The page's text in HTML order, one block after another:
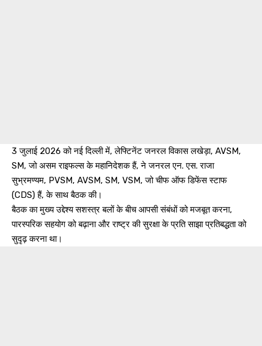
3 जुलाई 2026 को नई दिल्ली में, लेफ्टिनेंट जनरल विकास लखेड़ा, AVSM,
SM, जो असम राइफल्स के महानिदेशक हैं, ने जनरल एन. एस. राजा
सुभ्रमण्यम, PVSM, AVSM, SM, VSM, जो चीफ ऑफ डिफेंस स्टाफ
(CDS) हैं, के साथ बैठक की।
बैठक का मुख्य उद्देश्य सशस्त्र बलों के बीच आपसी संबंधों को मजबूत करना,
पारस्परिक सहयोग को बढ़ाना और राष्ट्र की सुरक्षा के प्रति साझा प्रतिबद्धता को
सुदृढ़ करना था।